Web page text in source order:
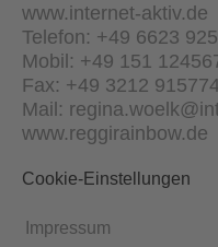
www.internet-aktiv.de
Telefon: +49 6623
Mobil: +49 151
Fax: +49 3212
Mail:
www.reggirainbow.de
Cookie-Einstellungen
Impressum